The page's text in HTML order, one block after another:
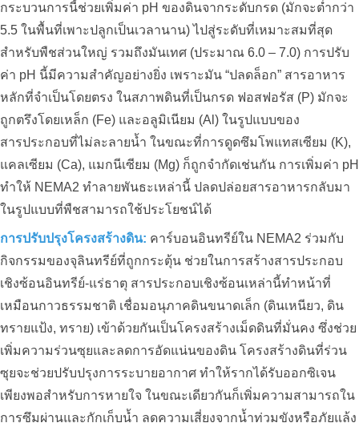
กระบวนการนี้ช่วยเพิ่มค่า pH ของดินจากระดับกรด (มักจะต่ำกว่า
5.5 ในพื้นที่เพาะปลูกเป็นเวลานาน) ไปสู่ระดับที่เหมาะสมที่สุด
สำหรับพืชส่วนใหญ่ รวมถึงมันเทศ (ประมาณ 6.0 – 7.0) การปรับ
ค่า pH นี้มีความสำคัญอย่างยิ่ง เพราะมัน “ปลดล็อก” สารอาหาร
หลักที่จำเป็นโดยตรง ในสภาพดินที่เป็นกรด ฟอสฟอรัส (P) มักจะ
ถูกตรึงโดยเหล็ก (Fe) และอลูมิเนียม (Al) ในรูปแบบของ
สารประกอบที่ไม่ละลายน้ำ ในขณะที่การดูดซึมโพแทสเซียม (K),
แคลเซียม (Ca), แมกนีเซียม (Mg) ก็ถูกจำกัดเช่นกัน การเพิ่มค่า pH
ทำให้ NEMA2 ทำลายพันธะเหล่านี้ ปลดปล่อยสารอาหารกลับมา
ในรูปแบบที่พืชสามารถใช้ประโยชน์ได้
การปรับปรุงโครงสร้างดิน: คาร์บอนอินทรีย์ใน NEMA2 ร่วมกับ
กิจกรรมของจุลินทรีย์ที่ถูกกระตุ้น ช่วยในการสร้างสารประกอบ
เชิงซ้อนอินทรีย์-แร่ธาตุ สารประกอบเชิงซ้อนเหล่านี้ทำหน้าที่
เหมือนกาวธรรมชาติ เชื่อมอนุภาคดินขนาดเล็ก (ดินเหนียว, ดิน
ทรายแป้ง, ทราย) เข้าด้วยกันเป็นโครงสร้างเม็ดดินที่มั่นคง ซึ่งช่วย
เพิ่มความร่วนซุยและลดการอัดแน่นของดิน โครงสร้างดินที่ร่วน
ซุยจะช่วยปรับปรุงการระบายอากาศ ทำให้รากได้รับออกซิเจน
เพียงพอสำหรับการหายใจ ในขณะเดียวกันก็เพิ่มความสามารถใน
การซึมผ่านและกักเก็บน้ำ ลดความเสี่ยงจากน้ำท่วมขังหรือภัยแล้ง
การปรับปรุงสวนทุเรียนที่ปนเปื้อน
สารส้มใน Cai Be, Tien Giang:
ประสบการณ์จาก Anh Xuan และ
NEMA2 Organic Carbon Solution